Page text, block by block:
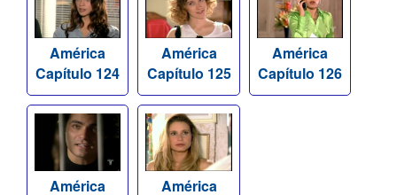
América
Capítulo 124
América
Capítulo 125
América
Capítulo 126
América América